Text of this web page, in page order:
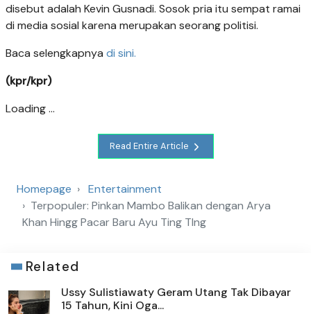
disebut adalah Kevin Gusnadi. Sosok pria itu sempat ramai
di media sosial karena merupakan seorang politisi.
Baca selengkapnya di sini.
(kpr/kpr)
Loading ...
Read Entire Article
Homepage
Entertainment
Terpopuler: Pinkan Mambo Balikan dengan Arya
Khan Hingg Pacar Baru Ayu Ting TIng
Related
Ussy Sulistiawaty Geram Utang Tak Dibayar
15 Tahun, Kini Oga...